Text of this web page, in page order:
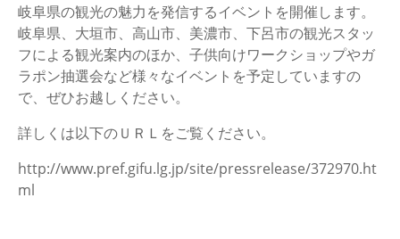
岐阜県の観光の魅力を発信するイベントを開催します。
岐阜県、大垣市、高山市、美濃市、下呂市の観光スタッ
フによる観光案内のほか、子供向けワークショップやガ
ラポン抽選会など様々なイベントを予定していますの
で、ぜひお越しください。
詳しくは以下のＵＲＬをご覧ください。
http://www.pref.gifu.lg.jp/site/pressrelease/372970.ht
ml